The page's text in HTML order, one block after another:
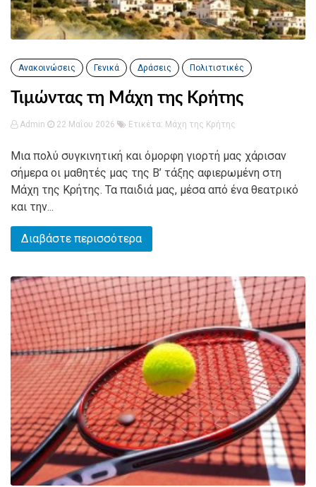
Ανακοινώσεις Γενικά Δράσεις Πολιτιστικές
Τιμώντας τη Μάχη της Κρήτης
Admin 22 Μαΐου 2026 Ετικέτα: Μάχη της Κρήτης
Μια πολύ συγκινητική και όμορφη γιορτή μας χάρισαν
σήμερα οι μαθητές μας της Β’ τάξης αφιερωμένη στη
Μάχη της Κρήτης. Τα παιδιά μας, μέσα από ένα θεατρικό
και την...
Διαβάστε περισσότερα